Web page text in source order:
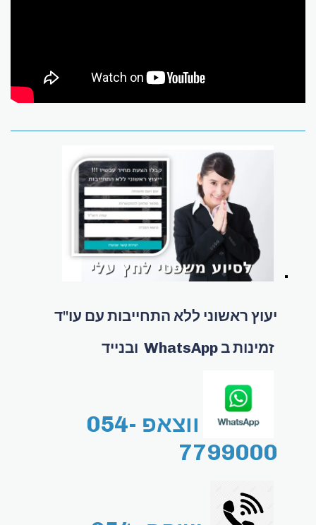
יעוץ ראשוני ללא התחייבות עם עו"ד
זמינות ב WhatsApp ובנייד
ווצאפ 054-
7799000